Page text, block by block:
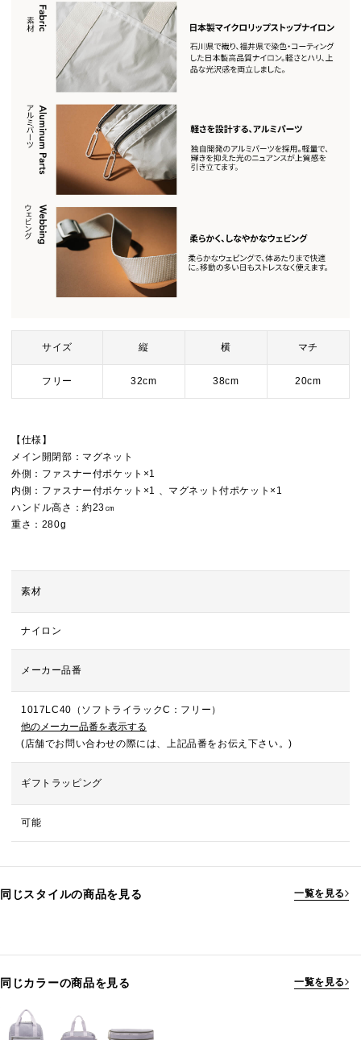
サイズ 縦 横 マチ
フリー 32cm 38cm 20cm
【仕様】
メイン開閉部：マグネット
外側：ファスナー付ポケット×1
内側：ファスナー付ポケット×1 、マグネット付ポケット×1
ハンドル高さ：約23㎝
重さ：280g
素材
ナイロン
メーカー品番
1017LC40（ソフトライラックC：フリー）
他のメーカー品番を表示する
(店舗でお問い合わせの際には、上記品番をお伝え下さい。)
ギフトラッピング
可能
同じスタイルの商品を見る 一覧を見る
同じカラーの商品を見る 一覧を見る